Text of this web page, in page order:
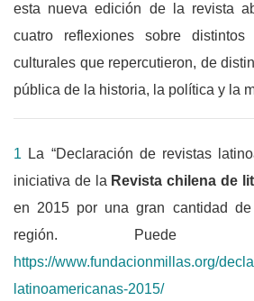
esta nueva edición de la revista
cuatro reflexiones sobre
culturales que repercutieron, de
pública de la historia, la política y la
1
La “Declaración de revistas
iniciativa de la Revista chilena de
en 2015 por una gran cantidad
región. Puede
https://www.fundacionmillas.org/
latinoamericanas-2015/